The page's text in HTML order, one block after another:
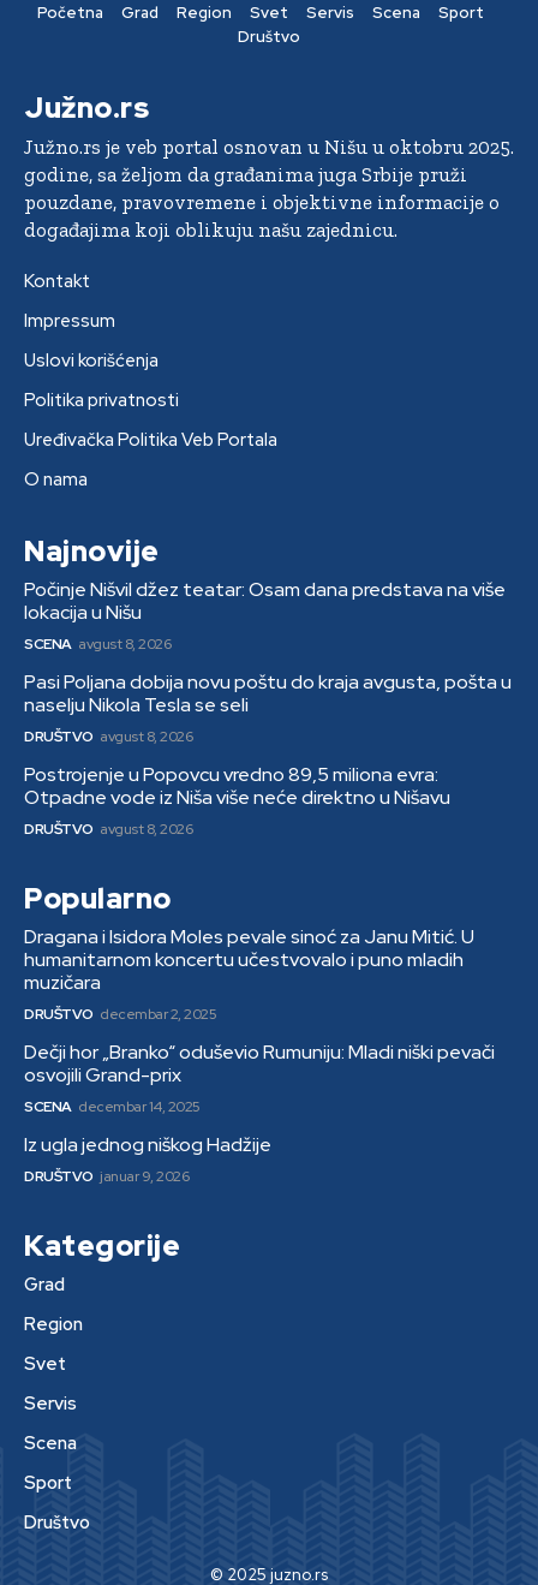
Početna Grad Region Svet Servis Scena
Sport
Društvo
Južno.rs
Južno.rs je veb portal osnovan u Nišu u oktobru 2025.
godine, sa željom da građanima juga Srbije pruži
pouzdane, pravovremene i objektivne informacije o
događajima koji oblikuju našu zajednicu.
Kontakt
Impressum
Uslovi korišćenja
Politika privatnosti
Uređivačka Politika Veb Portala
O nama
Najnovije
Počinje Nišvil džez teatar: Osam dana predstava na više
lokacija u Nišu
SCENA avgust 8, 2026
Pasi Poljana dobija novu poštu do kraja avgusta, pošta u
naselju Nikola Tesla se seli
DRUŠTVO avgust 8, 2026
Postrojenje u Popovcu vredno 89,5 miliona evra:
Otpadne vode iz Niša više neće direktno u Nišavu
DRUŠTVO avgust 8, 2026
Popularno
Dragana i Isidora Moles pevale sinoć za Janu Mitić. U
humanitarnom koncertu učestvovalo i puno mladih
muzičara
DRUŠTVO decembar 2, 2025
Dečji hor „Branko“ oduševio Rumuniju: Mladi niški pevači
osvojili Grand-prix
SCENA decembar 14, 2025
Iz ugla jednog niškog Hadžije
DRUŠTVO januar 9, 2026
Kategorije
Grad
Region
Svet
Servis
Scena
Sport
Društvo
© 2025 juzno.rs